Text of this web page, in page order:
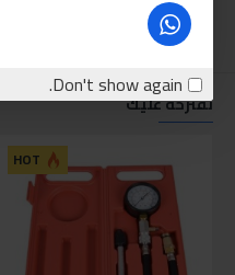
Don't show again.
نقترحه عليك
HOT